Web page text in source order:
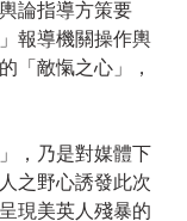
論指導方策要
報導機關操作輿
「敵愾之心」，
，乃是對媒體下
之野心誘發此次
現美英人殘暴的